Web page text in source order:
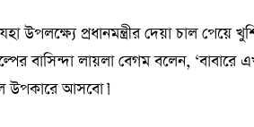
প্রধানমন্ত্রীর দেয়া চাল পেয়ে
বাসিন্দা লায়লা বেগম বলেন, ‘বাবারে
উপকারে আসবো।’